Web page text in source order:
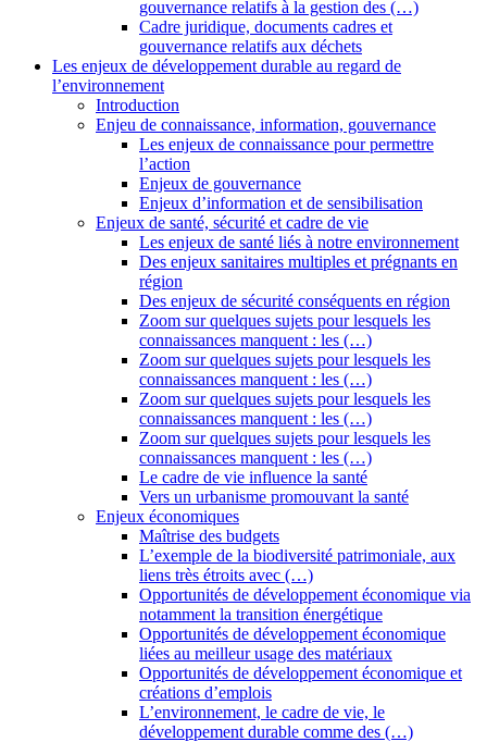
gouvernance relatifs à la gestion des (…)
Cadre juridique, documents cadres et
gouvernance relatifs aux déchets
Les enjeux de développement durable au regard de
l’environnement
Introduction
Enjeu de connaissance, information, gouvernance
Les enjeux de connaissance pour permettre
l’action
Enjeux de gouvernance
Enjeux d’information et de sensibilisation
Enjeux de santé, sécurité et cadre de vie
Les enjeux de santé liés à notre environnement
Des enjeux sanitaires multiples et prégnants en
région
Des enjeux de sécurité conséquents en région
Zoom sur quelques sujets pour lesquels les
connaissances manquent : les (…)
Zoom sur quelques sujets pour lesquels les
connaissances manquent : les (…)
Zoom sur quelques sujets pour lesquels les
connaissances manquent : les (…)
Zoom sur quelques sujets pour lesquels les
connaissances manquent : les (…)
Le cadre de vie influence la santé
Vers un urbanisme promouvant la santé
Enjeux économiques
Maîtrise des budgets
L’exemple de la biodiversité patrimoniale, aux
liens très étroits avec (…)
Opportunités de développement économique via
notamment la transition énergétique
Opportunités de développement économique
liées au meilleur usage des matériaux
Opportunités de développement économique et
créations d’emplois
L’environnement, le cadre de vie, le
développement durable comme des (…)